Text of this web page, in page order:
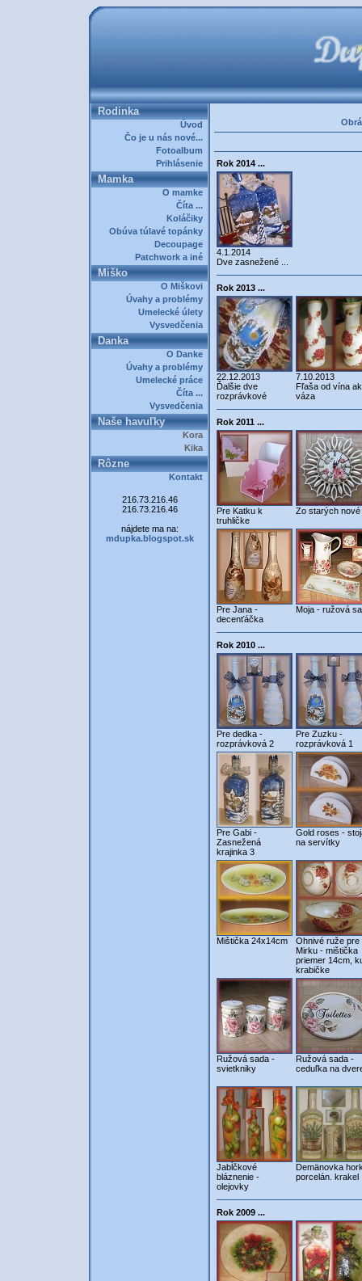
Rodinka
Úvod
Čo je u nás nové...
Fotoalbum
Prihlásenie
Mamka
O mamke
Číta ...
Koláčiky
Obúva túlavé topánky
Decoupage
Patchwork a iné
Miško
O Miškovi
Úvahy a problémy
Umelecké úlety
Vysvedčenia
Danka
O Danke
Úvahy a problémy
Umelecké práce
Číta ...
Vysvedčenia
Naše havuľky
Kora
Kika
Rôzne
Kontakt
216.73.216.46
216.73.216.46
nájdete ma na:
mdupka.blogspot.sk
Rok 2014 ...
4.1.2014
Dve zasnežené ...
Rok 2013 ...
22.12.2013
Ďalšie dve
rozprávkové
7.10.2013
Fľaša od vína
váza
Rok 2011 ...
Pre Katku k
truhličke
Zo starých nové
Pre Jana -
decenťáčka
Moja - ružová
Rok 2010 ...
Pre dedka -
rozprávková 2
Pre Zuzku -
rozprávková 1
Pre Gabi -
Zasnežená
krajinka 3
Gold roses -
na servítky
Mištička 24x14cm
Ohnivé ruže pre
Mirku - mištička
priemer 14cm,
krabičke
Ružová sada -
svietkniky
Ružová sada -
ceduľka na
Jabĺčkové
bláznenie -
olejovky
Demänovka
porcelán. krakel
Rok 2009 ...